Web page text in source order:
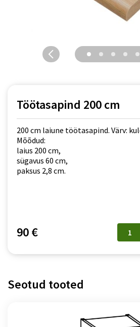
Töötasapind 200 cm
200 cm laiune töötasapind. Värv:
Mõõdud:
laius 200 cm,
sügavus 60 cm,
paksus 2,8 cm.
90 €
200
kogus
Seotud tooted